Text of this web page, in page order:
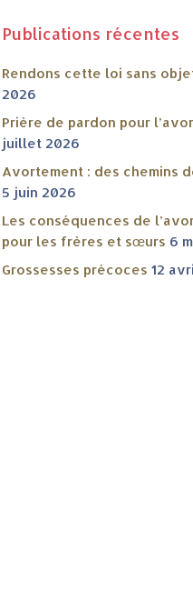
Publications récentes
Rendons cette loi sans
2026
Prière de pardon pour
juillet 2026
Avortement : des chemins
5 juin 2026
Les conséquences de
pour les frères et sœurs 6
Grossesses précoces 12